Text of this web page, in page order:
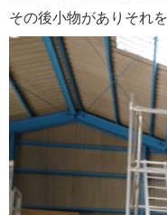
その後小物がありそれ